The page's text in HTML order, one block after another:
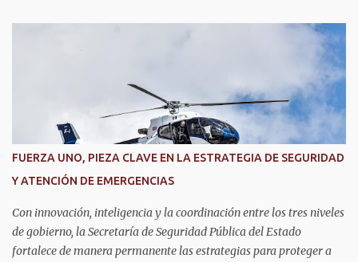
FUERZA UNO, PIEZA CLAVE EN LA ESTRATEGIA DE SEGURIDAD
Y ATENCIÓN DE EMERGENCIAS
Con innovación, inteligencia y la coordinación entre los tres niveles
de gobierno, la Secretaría de Seguridad Pública del Estado
fortalece de manera permanente las estrategias para proteger a